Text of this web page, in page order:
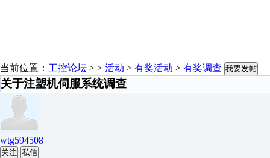
当前位置： 工控论坛 > > 活动 > 有奖活动 > 有奖调查 我要发帖
关于注塑机伺服系统调查
wtg594508
关注 私信